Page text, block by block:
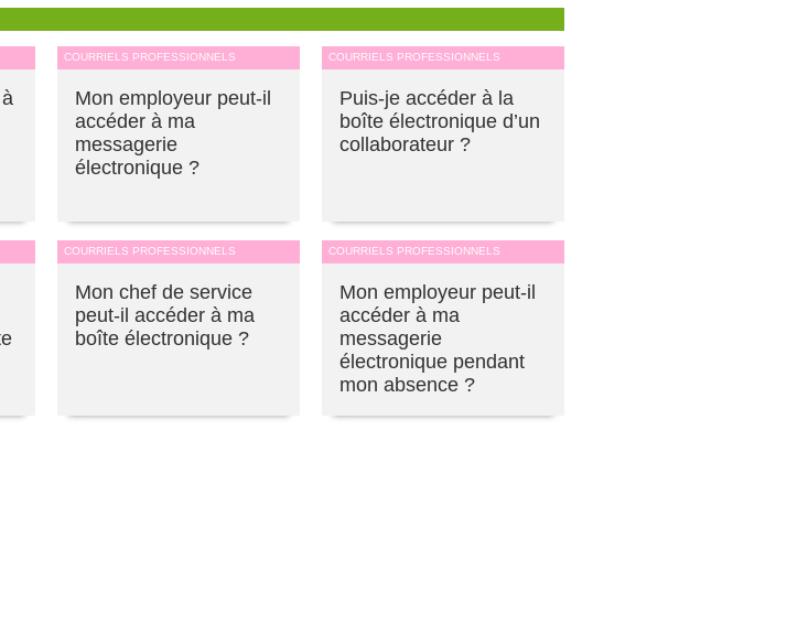
COURRIELS PROFESSIONNELS
Mon employeur peut-il
accéder à ma
messagerie
électronique ?
COURRIELS PROFESSIONNELS
Puis-je accéder à la
boîte électronique d’un
collaborateur ?
COURRIELS PROFESSIONNELS
Mon chef de service
peut-il accéder à ma
boîte électronique ?
COURRIELS PROFESSIONNELS
Mon employeur peut-il
accéder à ma
messagerie
électronique pendant
mon absence ?